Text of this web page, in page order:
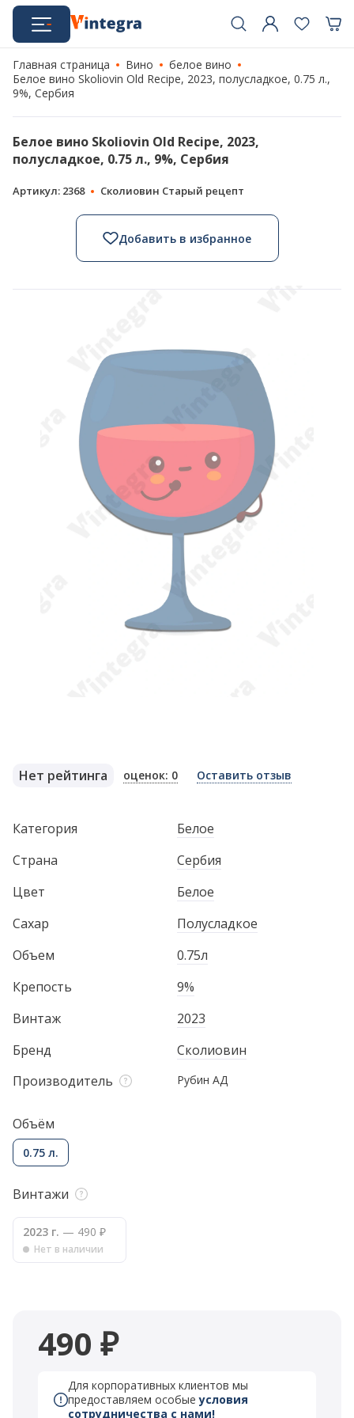
Главная страница Вино
белое вино
Белое вино Skoliovin Old Recipe, 2023, полусладкое, 0.75 л.,
9%, Сербия
Белое вино Skoliovin Old Recipe, 2023,
полусладкое, 0.75 л., 9%, Сербия
Артикул: 2368 Сколиовин Старый рецепт
Добавить в избранное
Нет рейтинга оценок: 0 Оставить отзыв
Категория
Белое
Страна
Сербия
Цвет
Белое
Сахар
Полусладкое
Объем
0.75л
Крепость
9%
Винтаж
2023
Бренд
Сколиовин
Производитель
Рубин АД
Объём
0.75 л.
Винтажи
2023 г. — 490 ₽
Нет в наличии
490 ₽
Для корпоративных клиентов мы
предоставляем особыеусловия
сотрудничества с нами!